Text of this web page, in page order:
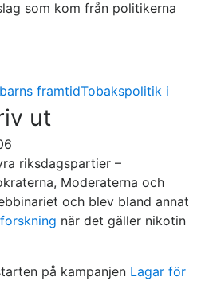
som kom från politikerna
framtidTobakspolitik i
ut
riksdagspartier –
Moderaterna och
och blev bland annat
när det gäller nikotin
på kampanjen Lagar för